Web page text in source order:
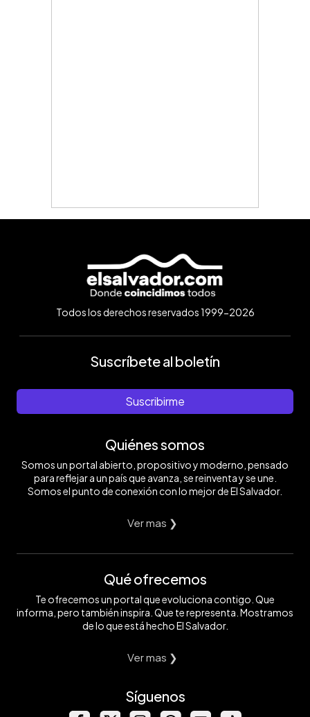
Todos los derechos reservados 1999-2026
Suscríbete al boletín
Suscribirme
Quiénes somos
Somos un portal abierto, propositivo y moderno, pensado
para reflejar a un país que avanza, se reinventa y se une.
Somos el punto de conexión con lo mejor de El Salvador.
Ver mas ❯
Qué ofrecemos
Te ofrecemos un portal que evoluciona contigo. Que
informa, pero también inspira. Que te representa. Mostramos
de lo que está hecho El Salvador.
Ver mas ❯
Síguenos